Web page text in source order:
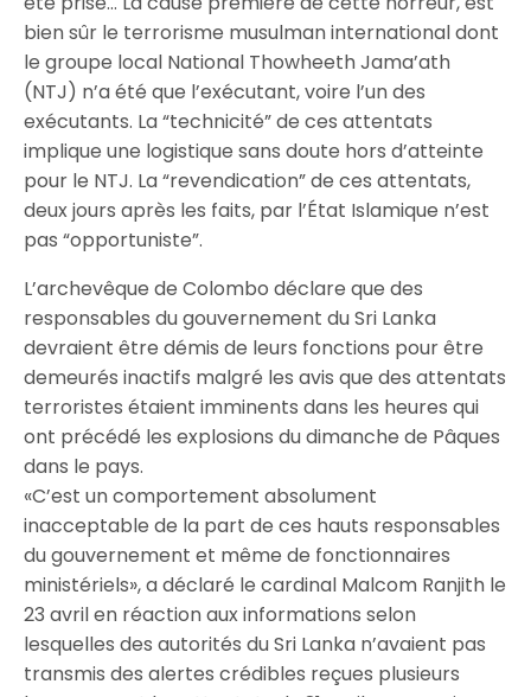
bien sûr le terrorisme musulman international dont
le groupe local National Thowheeth Jama’ath
(NTJ) n’a été que l’exécutant, voire l’un des
exécutants. La “technicité” de ces attentats
implique une logistique sans doute hors d’atteinte
pour le NTJ. La “revendication” de ces attentats,
deux jours après les faits, par l’État Islamique n’est
pas “opportuniste”.
L’archevêque de Colombo déclare que des
responsables du gouvernement du Sri Lanka
devraient être démis de leurs fonctions pour être
demeurés inactifs malgré les avis que des attentats
terroristes étaient imminents dans les heures qui
ont précédé les explosions du dimanche de Pâques
dans le pays.
«C’est un comportement absolument
inacceptable de la part de ces hauts responsables
du gouvernement et même de fonctionnaires
ministériels», a déclaré le cardinal Malcom Ranjith le
23 avril en réaction aux informations selon
lesquelles des autorités du Sri Lanka n’avaient pas
transmis des alertes crédibles reçues plusieurs